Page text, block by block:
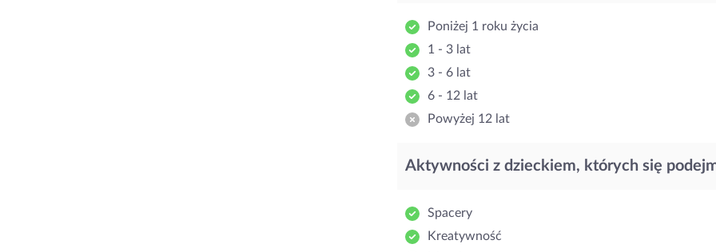
Poniżej 1 roku życia
1 - 3 lat
3 - 6 lat
6 - 12 lat
Powyżej 12 lat
Aktywności z dzieckiem, których się
Spacery
Kreatywność